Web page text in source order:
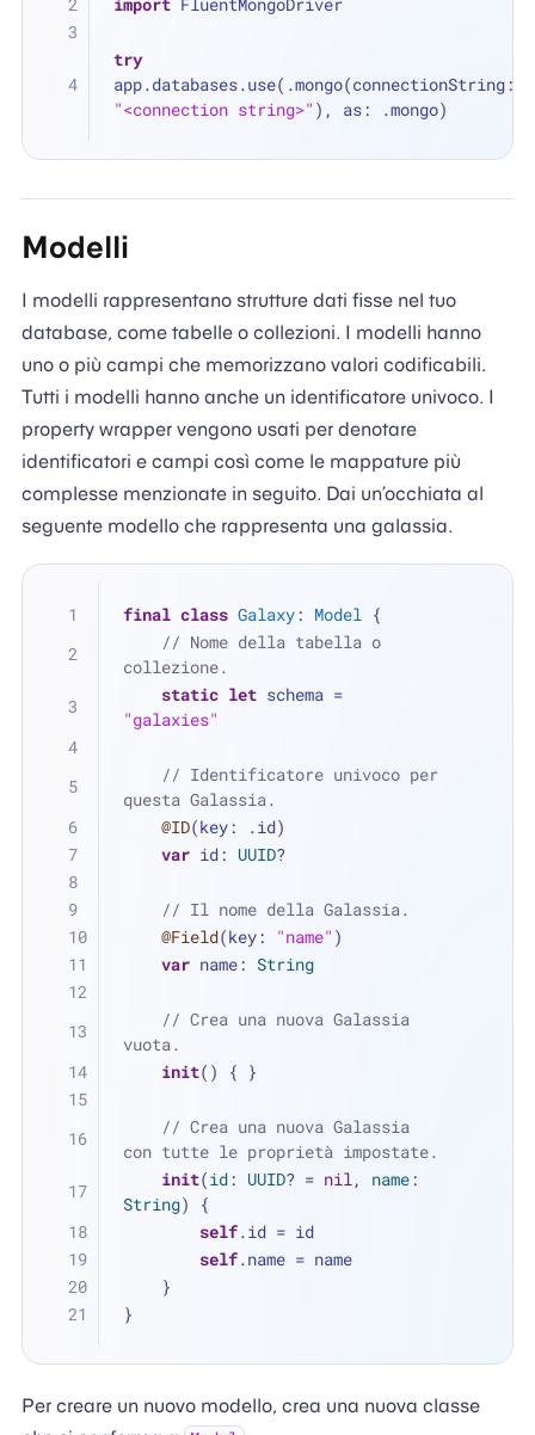
try
"<connection string>" ), as: .mongo)
Modelli
I modelli rappresentano strutture dati fisse nel tuo
database, come tabelle o collezioni. I modelli hanno
uno o più campi che memorizzano valori codificabili.
Tutti i modelli hanno anche un identificatore univoco. I
property wrapper vengono usati per denotare
identificatori e campi così come le mappature più
complesse menzionate in seguito. Dai un’occhiata al
seguente modello che rappresenta una galassia.
final class Galaxy: Model {
// Nome della tabella o
collezione.
static let schema =
"galaxies"
// Identificatore univoco per
questa Galassia.
@ID(key: .id)
var id: UUID?
// Il nome della Galassia.
@Field(key: "name" )
var name: String
// Crea una nuova Galassia
vuota.
init() { }
// Crea una nuova Galassia
con tutte le proprietà impostate.
init(id: UUID? = nil, name
String) {
self.id = id
self.name = name
    }
}
Per creare un nuovo modello, crea una nuova classe